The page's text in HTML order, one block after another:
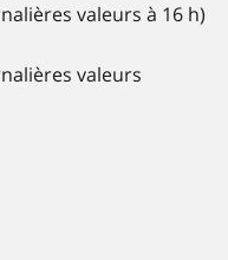
valeurs à 16 h)
valeurs